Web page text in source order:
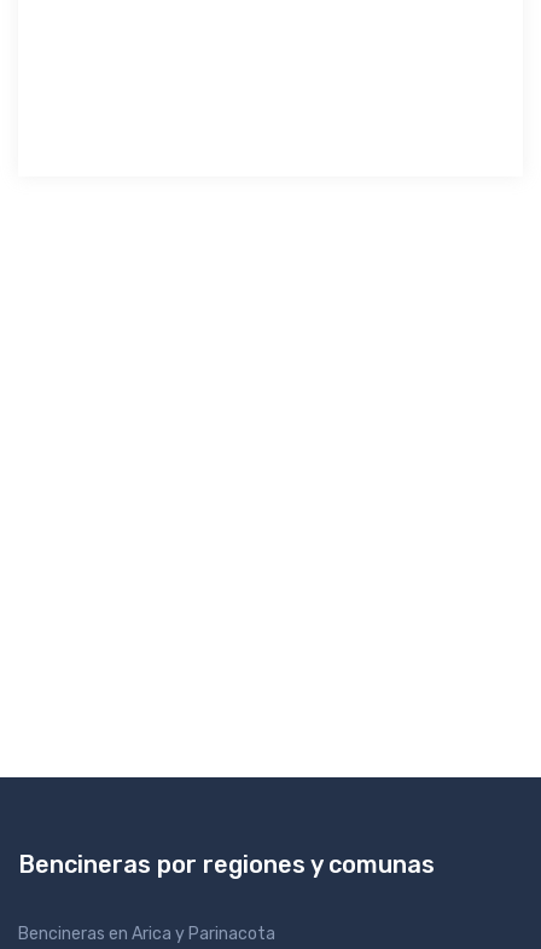
Bencineras por regiones y comunas
Bencineras en Arica y Parinacota